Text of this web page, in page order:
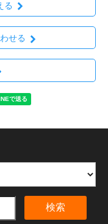
る
せる
検索